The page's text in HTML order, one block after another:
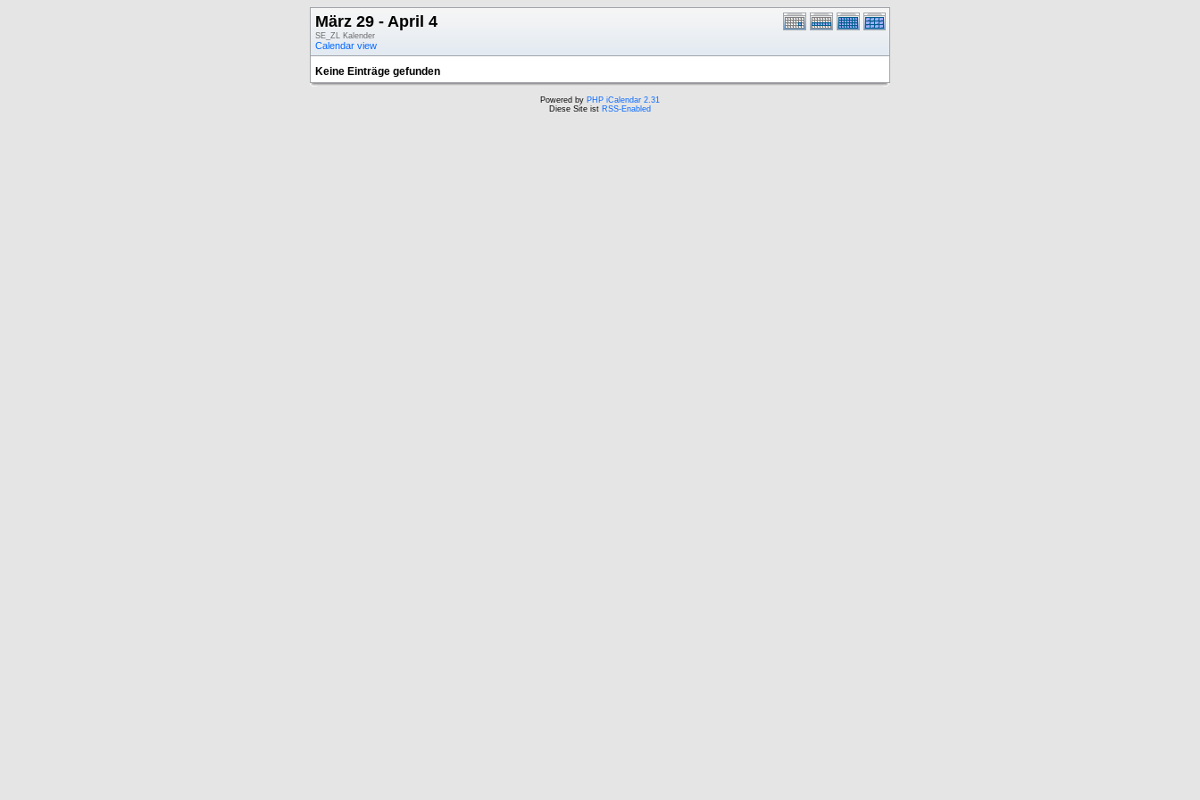
März 29 - April 4
SE_ZL Kalender
Calendar view
Keine Einträge gefunden
Powered by PHP iCalendar 2.31
Diese Site ist RSS-Enabled